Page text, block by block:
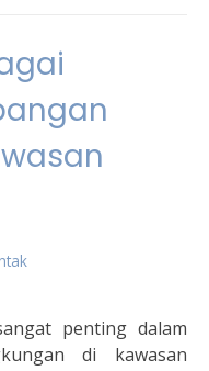
penting dalam
di kawasan